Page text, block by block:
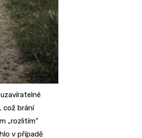
což brání
„rozlitím“
v případě